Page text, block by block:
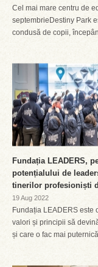
Cel mai mare centru de
septembrieDestiny Park
condusă de copii,
Fundația LEADERS,
potențialului de
tinerilor profesioniști
19 Aug 2022
Fundația LEADERS este
valori și principii să
și care o fac mai